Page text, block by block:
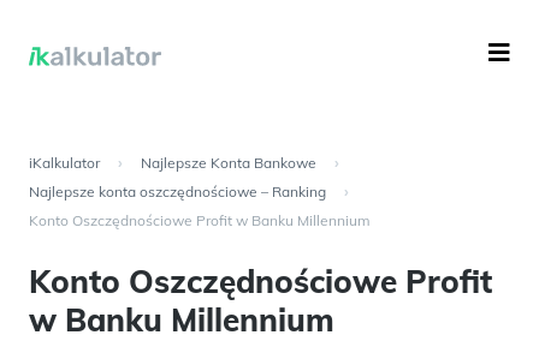
iKalkulator › Najlepsze Konta Bankowe
›
Najlepsze konta oszczędnościowe – Ranking
›
Konto Oszczędnościowe Profit w Banku Millennium
Konto Oszczędnościowe Profit
w Banku Millennium